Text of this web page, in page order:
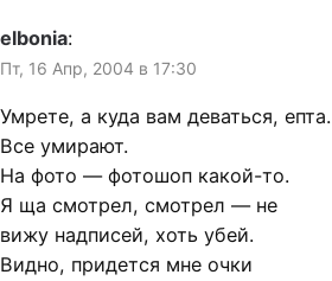
elbonia:
Пт, 16 Апр, 2004 в 17:30
Умрете, а куда вам деваться, епта.
Все умирают.
На фото — фотошоп какой-то.
Я ща смотрел, смотрел — не
вижу надписей, хоть убей.
Видно, придется мне очки